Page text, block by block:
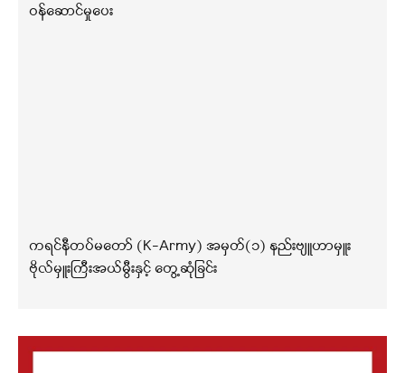
ဝန်ဆောင်မှုပေး
ကရင်နီတပ်မတော် (K-Army) အမှတ်(၁) နည်းဗျူဟာမှူး
ဗိုလ်မှူးကြီးအယ်မွီးနှင့် တွေ့ဆုံခြင်း